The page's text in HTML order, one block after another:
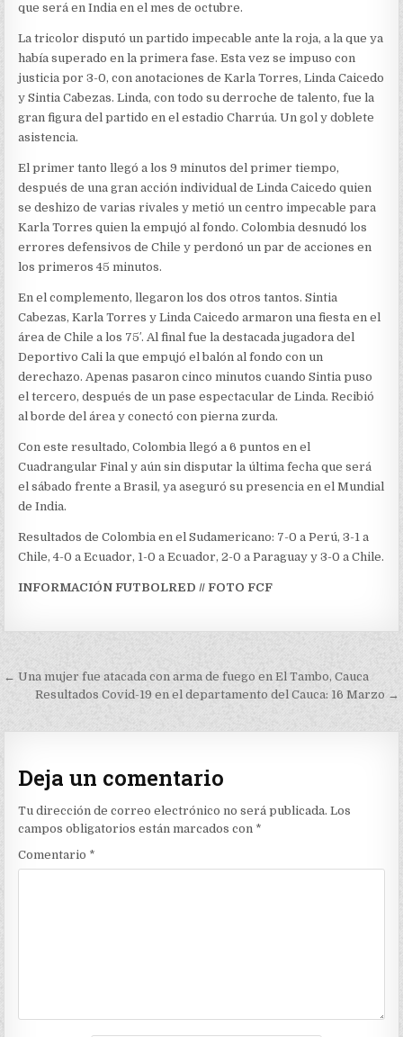
que será en India en el mes de octubre.
La tricolor disputó un partido impecable ante la roja, a la que ya
había superado en la primera fase. Esta vez se impuso con
justicia por 3-0, con anotaciones de Karla Torres, Linda Caicedo
y Sintia Cabezas. Linda, con todo su derroche de talento, fue la
gran figura del partido en el estadio Charrúa. Un gol y doblete
asistencia.
El primer tanto llegó a los 9 minutos del primer tiempo,
después de una gran acción individual de Linda Caicedo quien
se deshizo de varias rivales y metió un centro impecable para
Karla Torres quien la empujó al fondo. Colombia desnudó los
errores defensivos de Chile y perdonó un par de acciones en
los primeros 45 minutos.
En el complemento, llegaron los dos otros tantos. Sintia
Cabezas, Karla Torres y Linda Caicedo armaron una fiesta en el
área de Chile a los 75′. Al final fue la destacada jugadora del
Deportivo Cali la que empujó el balón al fondo con un
derechazo. Apenas pasaron cinco minutos cuando Sintia puso
el tercero, después de un pase espectacular de Linda. Recibió
al borde del área y conectó con pierna zurda.
Con este resultado, Colombia llegó a 6 puntos en el
Cuadrangular Final y aún sin disputar la última fecha que será
el sábado frente a Brasil, ya aseguró su presencia en el Mundial
de India.
Resultados de Colombia en el Sudamericano: 7-0 a Perú, 3-1 a
Chile, 4-0 a Ecuador, 1-0 a Ecuador, 2-0 a Paraguay y 3-0 a Chile.
INFORMACIÓN FUTBOLRED // FOTO FCF
Navegación
entradas
← Una mujer fue atacada con arma de fuego en El Tambo, Cauca
Resultados Covid-19 en el departamento del Cauca: 16 Marzo →
Deja un comentario
Tu dirección de correo electrónico no será publicada. Los
campos obligatorios están marcados con *
Comentario *